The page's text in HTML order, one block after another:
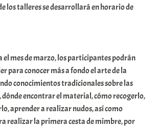
los talleres se desarrollará en horario de
el mes de marzo, los participantes podrán
para conocer más a fondo el arte de la
conocimientos tradicionales sobre las
dónde encontrar el material, cómo recogerlo,
aprender a realizar nudos, así como
realizar la primera cesta de mimbre, por